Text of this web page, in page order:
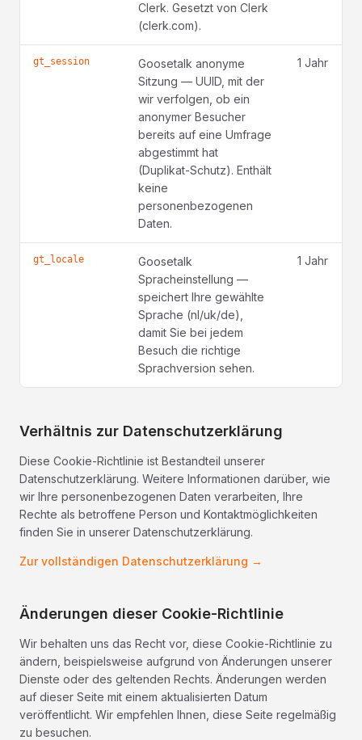
Clerk. Gesetzt von Clerk
(clerk.com).
gt_session
Goosetalk anonyme
Sitzung — UUID, mit der
wir verfolgen, ob ein
anonymer Besucher
bereits auf eine Umfrage
abgestimmt hat
(Duplikat-Schutz). Enthält
keine
personenbezogenen
Daten.
1 Jahr
gt_locale
Goosetalk
Spracheinstellung —
speichert Ihre gewählte
Sprache (nl/uk/de),
damit Sie bei jedem
Besuch die richtige
Sprachversion sehen.
1 Jahr
Verhältnis zur Datenschutzerklärung
Diese Cookie-Richtlinie ist Bestandteil unserer
Datenschutzerklärung. Weitere Informationen darüber, wie
wir Ihre personenbezogenen Daten verarbeiten, Ihre
Rechte als betroffene Person und Kontaktmöglichkeiten
finden Sie in unserer Datenschutzerklärung.
Zur vollständigen Datenschutzerklärung →
Änderungen dieser Cookie-Richtlinie
Wir behalten uns das Recht vor, diese Cookie-Richtlinie zu
ändern, beispielsweise aufgrund von Änderungen unserer
Dienste oder des geltenden Rechts. Änderungen werden
auf dieser Seite mit einem aktualisierten Datum
veröffentlicht. Wir empfehlen Ihnen, diese Seite regelmäßig
zu besuchen.